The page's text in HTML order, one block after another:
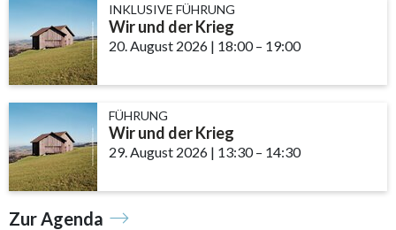
INKLUSIVE FÜHRUNG
Wir und der Krieg
20. August 2026 | 18:00accessibility.time_to
– 19:00
FÜHRUNG
Wir und der Krieg
29. August 2026 | 13:30accessibility.time_to
– 14:30
Zur Agenda